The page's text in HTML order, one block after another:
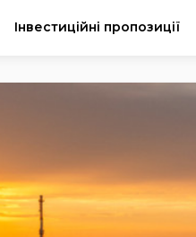
Інвестиційні пропозиції